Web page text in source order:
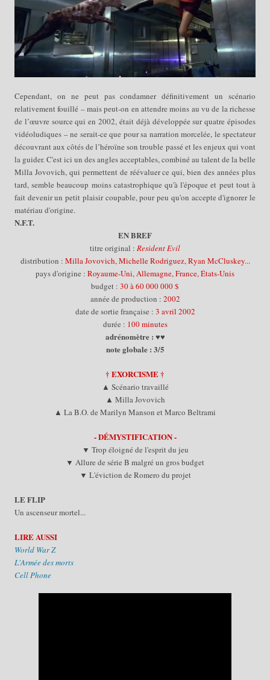
Cependant, on ne peut pas condamner définitivement un scénario
relativement fouillé – mais peut-on en attendre moins au vu de la richesse
de l’œuvre source qui en 2002, était déjà développée sur quatre épisodes
vidéoludiques – ne serait-ce que pour sa narration morcelée, le spectateur
découvrant aux côtés de l’héroïne son trouble passé et les enjeux qui vont
la guider. C'est ici un des angles acceptables, combiné au talent de la belle
Milla Jovovich, qui permettent de réévaluer ce qui, bien des années plus
tard, semble beaucoup moins catastrophique qu'à l'époque et peut tout à
fait devenir un petit plaisir coupable, pour peu qu'on accepte d'ignorer le
matériau d'origine.
N.F.T.
EN BREF
titre original : Resident Evil
distribution : Milla Jovovich, Michelle Rodriguez, Ryan McCluskey...
pays d'origine : Royaume-Uni, Allemagne, France, États-Unis
budget : 30à60 000 000 $
année de production : 2002
date de sortie française : 3 avril 2002
durée : 100 minutes
adrénomètre : ♥♥
note globale : 3/5
† EXORCISME †
▲ Scénario travaillé
▲ Milla Jovovich
▲ LaB.O.de Marilyn Manson et Marco Beltrami
- DÉMYSTIFICATION -
▼ Trop éloigné de l'esprit du jeu
▼ Allure de série B malgré un gros budget
▼ L'éviction de Romero du projet
LE FLIP
Un ascenseur mortel...
LIRE AUSSI
World War Z
L'Armée desmorts
Cell Phone